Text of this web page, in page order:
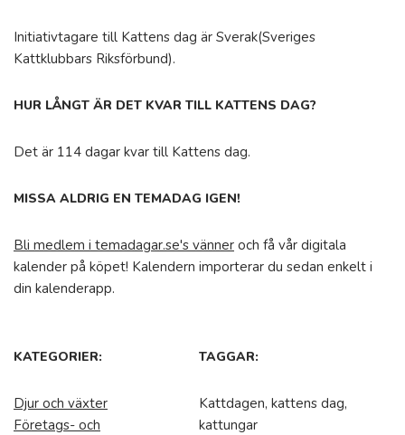
Initiativtagare till Kattens dag är Sverak(Sveriges
Kattklubbars Riksförbund).
HUR LÅNGT ÄR DET KVAR TILL KATTENS DAG?
Det är 114 dagar kvar till Kattens dag.
MISSA ALDRIG EN TEMADAG IGEN!
Bli medlem i temadagar.se's vänner och få vår digitala
kalender på köpet! Kalendern importerar du sedan enkelt i
din kalenderapp.
KATEGORIER:
Djur och växter
Företags- och
TAGGAR:
Kattdagen, kattens dag,
kattungar